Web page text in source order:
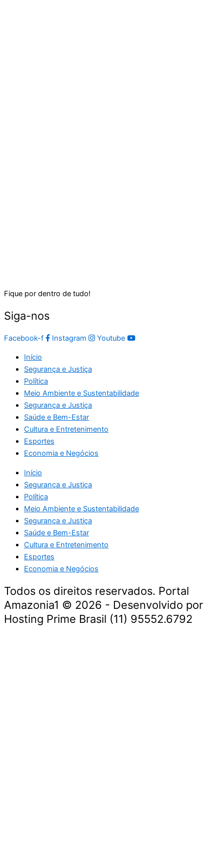
Fique por dentro de tudo!
Siga-nos
Facebook-f Instagram Youtube
Início
Segurança e Justiça
Política
Meio Ambiente e Sustentabilidade
Segurança e Justiça
Saúde e Bem-Estar
Cultura e Entretenimento
Esportes
Economia e Negócios
Início
Segurança e Justiça
Política
Meio Ambiente e Sustentabilidade
Segurança e Justiça
Saúde e Bem-Estar
Cultura e Entretenimento
Esportes
Economia e Negócios
Todos os direitos reservados. Portal
Amazonia1 © 2026 - Desenvolvido por
Hosting Prime Brasil (11) 95552.6792